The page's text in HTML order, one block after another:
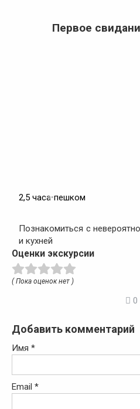
Первое
2,5 часа•пешком
Познакомиться с
и кухней
Оценки экскурсии
( Пока оценок нет )
0
Добавить комментарий
Имя *
Email *